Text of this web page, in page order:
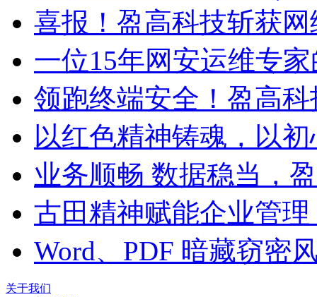
喜报！盈高科技斩获
一位15年网安运维专
领跑终端安全！盈高
以红色精神铸魂，以
业务顺畅 数据稳当，
古田精神赋能企业管
Word、PDF 暗藏窃密
关于我们